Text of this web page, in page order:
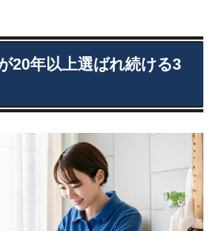
20年以上選ばれ続ける3